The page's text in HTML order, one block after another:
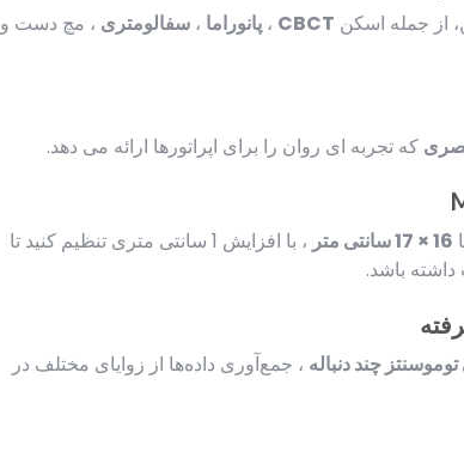
از جمله اسکن CBCT ،پانوراما ، سفالومتری ، مچ دست و
که تجربه ای روان را برای اپراتورها ارائه می دهد.
16 × 17 سانتی متر
، با افزایش 1 سانتی متری تنظیم کنید تا
باشد.
چند دنباله ، جمع‌آوری داده‌ها از زوایای مختلف در